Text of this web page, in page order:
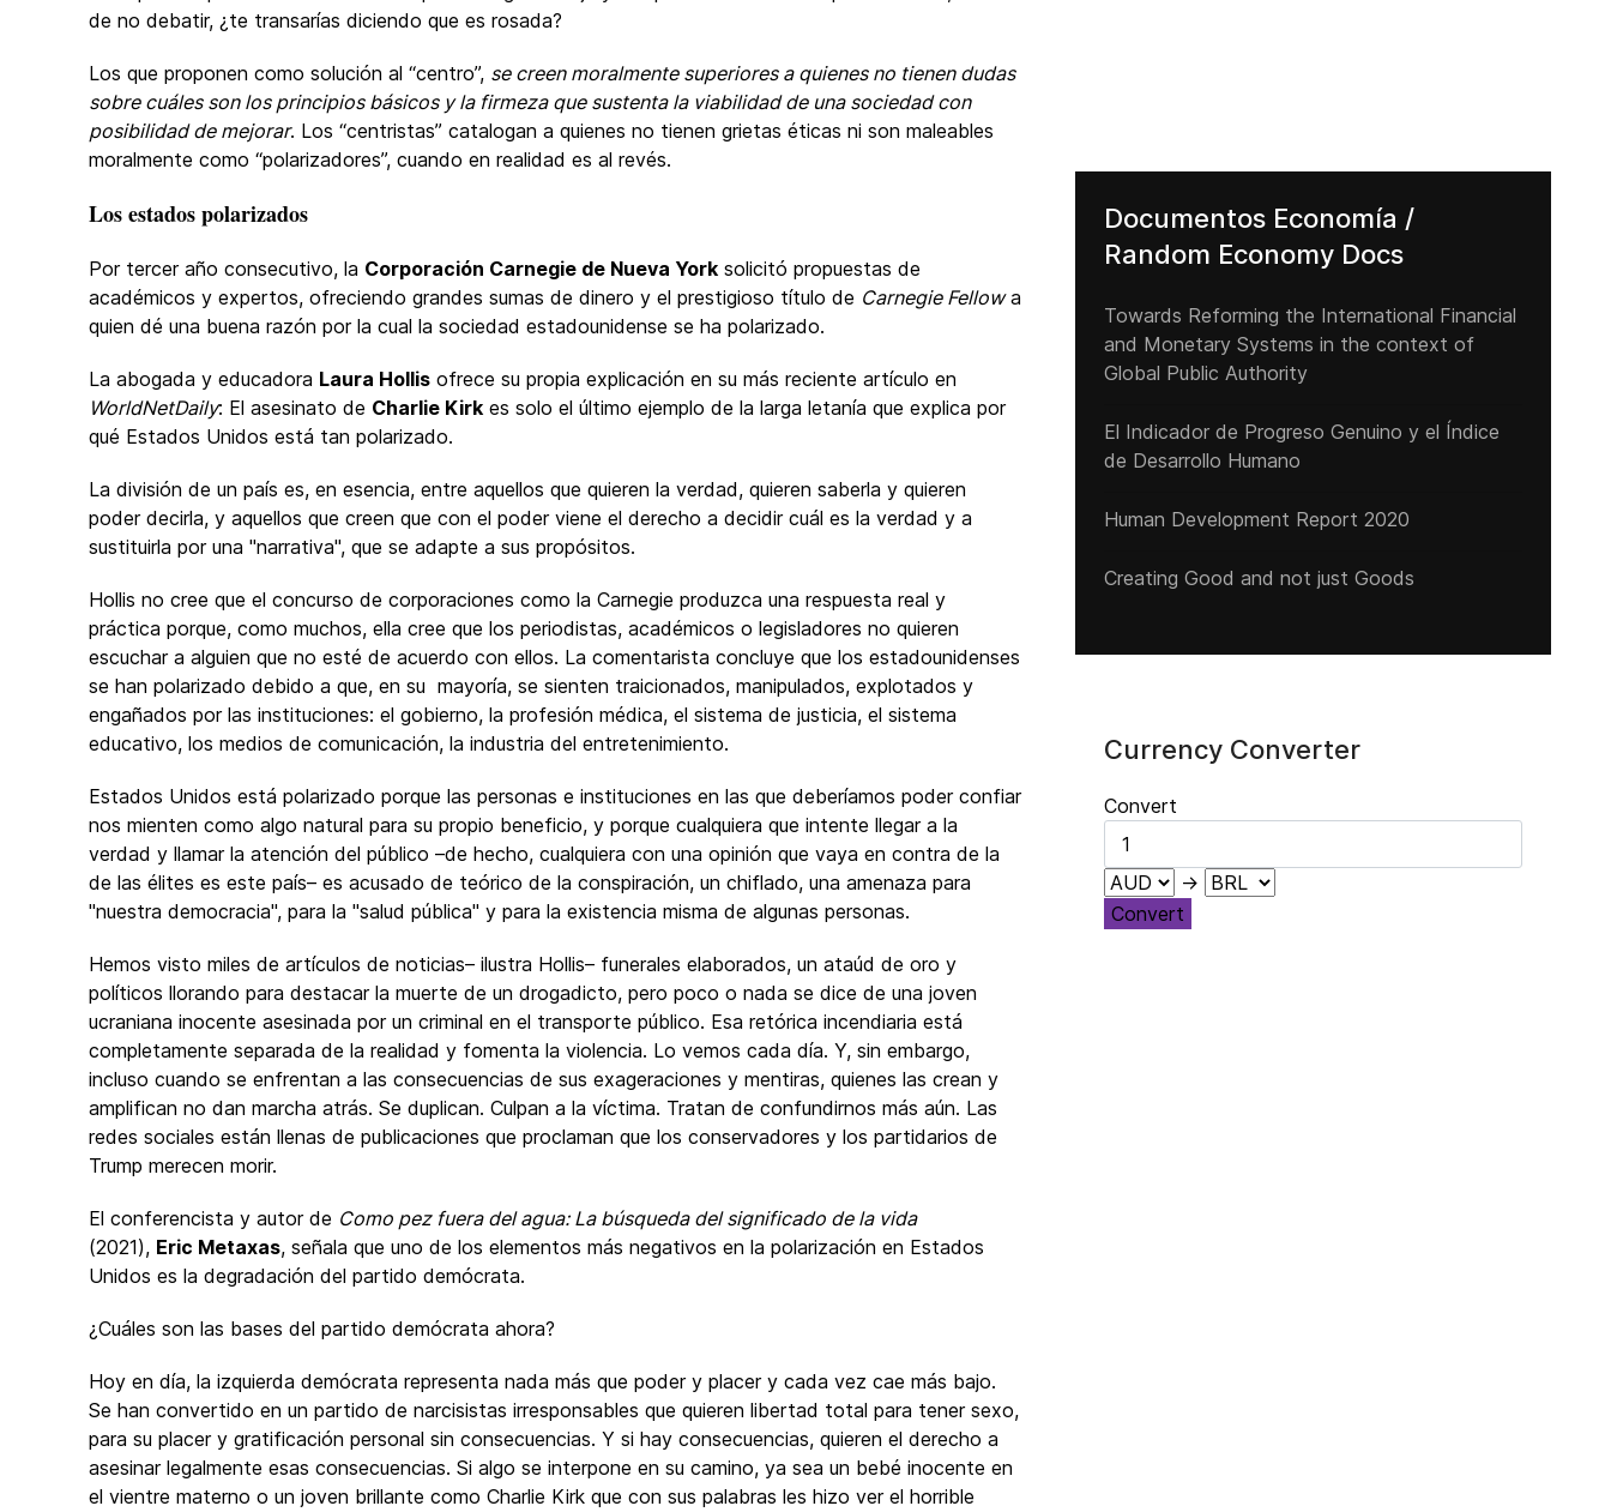
de no debatir, ¿te transarías diciendo que es rosada?
Los que proponen como solución al “centro”, se creen moralmente superiores a quienes no tienen dudas
sobre cuáles son los principios básicos y la firmeza que sustenta la viabilidad de una sociedad con
posibilidad de mejorar. Los “centristas” catalogan a quienes no tienen grietas éticas ni son maleables
moralmente como “polarizadores”, cuando en realidad es al revés.
Los estados polarizados
Por tercer año consecutivo, la Corporación Carnegie de Nueva York solicitó propuestas de
académicos y expertos, ofreciendo grandes sumas de dinero y el prestigioso título de Carnegie Fellowa
quien dé una buena razón por la cual la sociedad estadounidense se ha polarizado.
La abogada y educadora Laura Hollis ofrece su propia explicación en su más reciente artículo en
WorldNetDaily: El asesinato de Charlie Kirk es solo el último ejemplo de la larga letanía que explica por
qué Estados Unidos está tan polarizado.
La división de un país es, en esencia, entre aquellos que quieren la verdad, quieren saberla y quieren
poder decirla, y aquellos que creen que con el poder viene el derecho a decidir cuál es la verdad y a
sustituirla por una "narrativa", que se adapte a sus propósitos.
Hollis no cree que el concurso de corporaciones como la Carnegie produzca una respuesta real y
práctica porque, como muchos, ella cree que los periodistas, académicos o legisladores no quieren
escuchar a alguien que no esté de acuerdo con ellos. La comentarista concluye que los estadounidenses
se han polarizado debido a que, en su mayoría, se sienten traicionados, manipulados, explotados y
engañados por las instituciones: el gobierno, la profesión médica, el sistema de justicia, el sistema
educativo, los medios de comunicación, la industria del entretenimiento.
Estados Unidos está polarizado porque las personas e instituciones en las que deberíamos poder confiar
nos mienten como algo natural para su propio beneficio, y porque cualquiera que intente llegar a la
verdad y llamar la atención del público –de hecho, cualquiera con una opinión que vaya en contra de la
de las élites es este país– es acusado de teórico de la conspiración, un chiflado, una amenaza para
"nuestra democracia", para la "salud pública" y para la existencia misma de algunas personas.
Hemos visto miles de artículos de noticias– ilustra Hollis– funerales elaborados, un ataúd de oro y
políticos llorando para destacar la muerte de un drogadicto, pero poco o nada se dice de una joven
ucraniana inocente asesinada por un criminal en el transporte público. Esa retórica incendiaria está
completamente separada de la realidad y fomenta la violencia. Lo vemos cada día. Y, sin embargo,
incluso cuando se enfrentan a las consecuencias de sus exageraciones y mentiras, quienes las crean y
amplifican no dan marcha atrás. Se duplican. Culpan a la víctima. Tratan de confundirnos más aún. Las
redes sociales están llenas de publicaciones que proclaman que los conservadores y los partidarios de
Trump merecen morir.
El conferencista y autor de Como pez fuera del agua: La búsqueda del significado de la vida
(2021), Eric Metaxas, señala que uno de los elementos más negativos en la polarización en Estados
Unidos es la degradación del partido demócrata.
¿Cuáles son las bases del partido demócrata ahora?
Hoy en día, la izquierda demócrata representa nada más que poder y placer y cada vez cae más bajo.
Se han convertido en un partido de narcisistas irresponsables que quieren libertad total para tener sexo,
para su placer y gratificación personal sin consecuencias. Y si hay consecuencias, quieren el derecho a
asesinar legalmente esas consecuencias. Si algo se interpone en su camino, ya sea un bebé inocente en
el vientre materno o un joven brillante como Charlie Kirk que con sus palabras les hizo ver el horrible
Documentos Economía /
Random Economy Docs
Towards Reforming the International Financial
and Monetary Systems in the context of
Global Public Authority
El Indicador de Progreso Genuino y el Índice
de Desarrollo Humano
Human Development Report 2020
Creating Good and not just Goods
Currency Converter
Convert
→
Convert